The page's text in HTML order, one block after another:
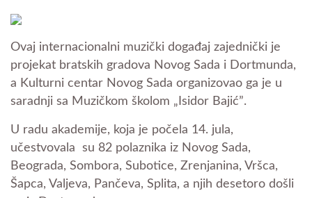
Ovaj internacionalni muzički događaj zajednički je
projekat bratskih gradova Novog Sada i Dortmunda,
a Kulturni centar Novog Sada organizovao ga je u
saradnji sa Muzičkom školom „Isidor Bajićˮ.
U radu akademije, koja je počela 14. jula,
učestvovala su 82 polaznika iz Novog Sada,
Beograda, Sombora, Subotice, Zrenjanina, Vršca,
Šapca, Valjeva, Pančeva, Splita, a njih desetoro došli